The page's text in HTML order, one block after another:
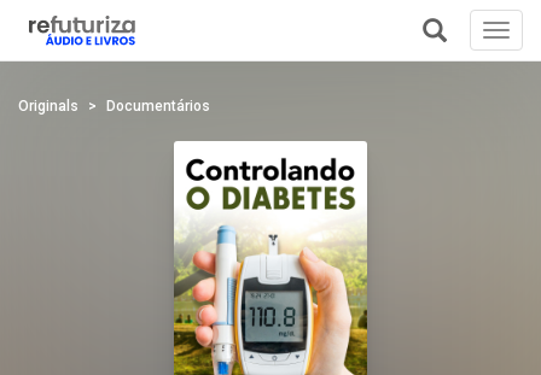
Originals Documentários